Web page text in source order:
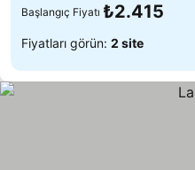
Başlangıç Fiyatı ₺2.415
Fiyatları görün: 2 site